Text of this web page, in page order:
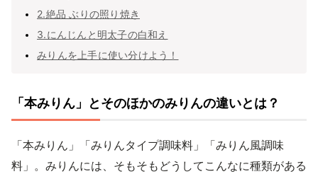
2.絶品 ぶりの照り焼き
3.にんじんと明太子の白和え
みりんを上手に使い分けよう！
「本みりん」とそのほかのみりんの違いとは？
「本みりん」「みりんタイプ調味料」「みりん風調味
料」。みりんには、そもそもどうしてこんなに種類がある